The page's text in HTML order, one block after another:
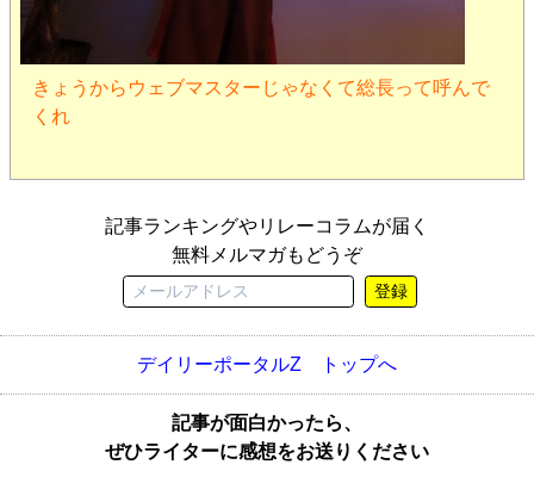
きょうからウェブマスターじゃなくて総長って呼んで
くれ
記事ランキングやリレーコラムが届く
無料メルマガもどうぞ
登録
デイリーポータルZ トップへ
記事が面白かったら、
ぜひライターに感想をお送りください